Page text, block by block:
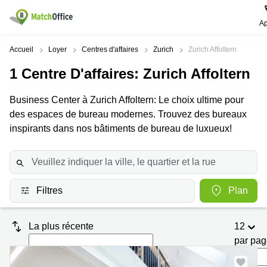
Rechercher / publier
Pages
produits
Bureau
d'affaires
Coworking
Salle
de
virtuel
Villes
Location
bureau
Zurich
Bureau
à louer
Genève
Bureau à
louer
Zurich
Recherches
Voie du
Chariot 3
Lausanne
Place de
la Gare
12
Lausanne
Rue du
la-
1
Aide
Qui sommes-nous?
Prix
Connexion
Choisissez une langue
Switzerland
Accueil Loyer Centres d'affaires Zurich Zurich Affoltern
1 Centre D'affaires: Zurich Affoltern
Business Center à Zurich Affoltern: Le choix ultime pour
des espaces de bureau modernes. Trouvez des bureaux
inspirants dans nos bâtiments de bureau de luxueux!
Filtres Plan
La plus récente
12
par